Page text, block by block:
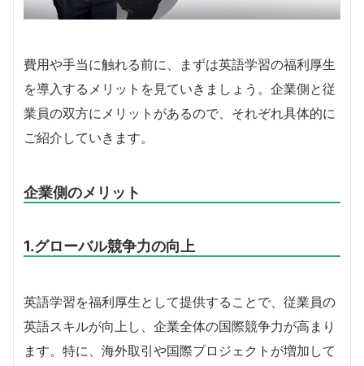
費用や手当に触れる前に、まずは英語学習の福利厚生
を導入するメリットを見ていきましょう。企業側と従
業員の双方にメリットがあるので、それぞれ具体的に
ご紹介していきます。
企業側のメリット
1.グローバル競争力の向上
英語学習を福利厚生として提供することで、従業員の
英語スキルが向上し、企業全体の国際競争力が高まり
ます。特に、海外取引や国際プロジェクトが増加して